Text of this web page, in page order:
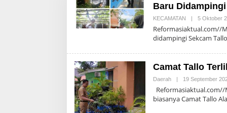
Baru
KECAMATAN | 5 Oktober
Reformasiaktual.com//
didampingi Sekcam
Camat Tallo
Daerah | 19 September
Reformasiaktual.com//
biasanya Camat Tallo